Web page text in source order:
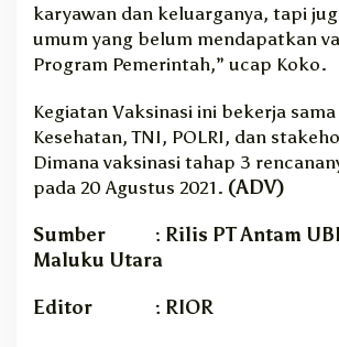
karyawan dan keluarganya, tapi
umum yang belum mendapatkan
Program Pemerintah,” ucap Koko.
Kegiatan Vaksinasi ini bekerja
Kesehatan, TNI, POLRI, dan
Dimana vaksinasi tahap 3
pada 20 Agustus 2021. (ADV)
Sumber : Rilis PT Antam
Maluku Utara
Editor : RIOR